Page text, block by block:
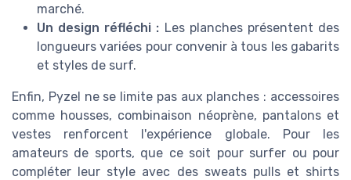
marché.
Un design réfléchi : Les planches présentent des
longueurs variées pour convenir à tous les gabarits
et styles de surf.
Enfin, Pyzel ne se limite pas aux planches : accessoires
comme housses, combinaison néoprène, pantalons et
vestes renforcent l'expérience globale. Pour les
amateurs de sports, que ce soit pour surfer ou pour
compléter leur style avec des sweats pulls et shirts